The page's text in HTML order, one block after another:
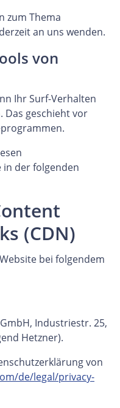
zum Thema
an uns wenden.
von
Ihr Surf-Verhalten
Das geschieht vor
in der folgenden
(CDN)
bei folgendem
Industriestr. 25,
Hetzner).
von
de/legal/privacy-